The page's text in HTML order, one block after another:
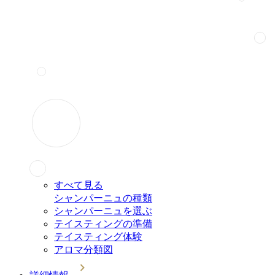
すべて見る
シャンパーニュの種類
シャンパーニュを選ぶ
テイスティングの準備
テイスティング体験
アロマ分類図